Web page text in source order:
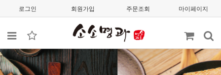
로그인 회원가입 주문조회 마이페이지